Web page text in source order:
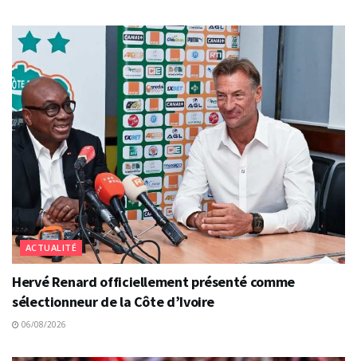
ACTUALITÉ
Hervé Renard officiellement présenté comme
sélectionneur de la Côte d’Ivoire
06/08/2026